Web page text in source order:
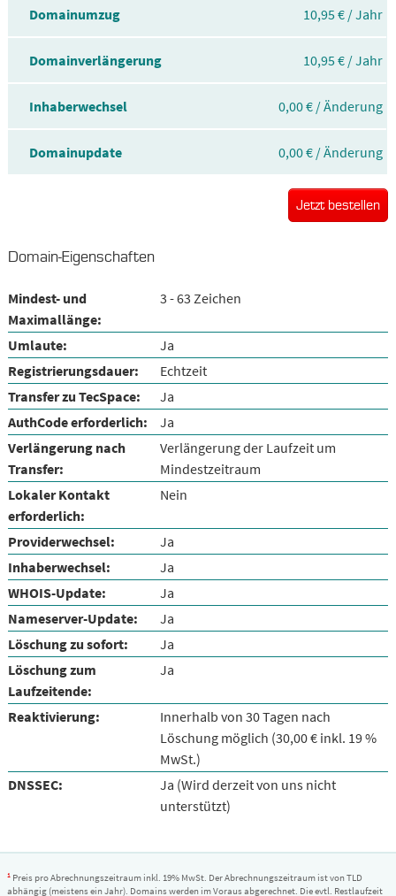
Domainumzug 10,95 € / Jahr
Domainverlängerung 10,95 € / Jahr
Inhaberwechsel 0,00 € / Änderung
Domainupdate 0,00 € / Änderung
Jetzt bestellen
Domain-Eigenschaften
Mindest- und
Maximallänge:
3 - 63 Zeichen
Umlaute:
Ja
Registrierungsdauer:
Echtzeit
Transfer zu TecSpace:
Ja
AuthCode erforderlich:
Ja
Verlängerung nach
Transfer:
Verlängerung der Laufzeit um
Mindestzeitraum
Lokaler Kontakt
erforderlich:
Nein
Providerwechsel:
Ja
Inhaberwechsel:
Ja
WHOIS-Update:
Ja
Nameserver-Update:
Ja
Löschung zu sofort:
Ja
Löschung zum
Laufzeitende:
Ja
Reaktivierung:
Innerhalb von 30 Tagen nach
Löschung möglich (30,00 € inkl. 19 %
MwSt.)
DNSSEC:
Ja (Wird derzeit von uns nicht
unterstützt)
1Preis pro Abrechnungszeitraum inkl. 19% MwSt. Der Abrechnungszeitraum ist von TLD
abhängig (meistens ein Jahr). Domains werden im Voraus abgerechnet. Die evtl. Restlaufzeit